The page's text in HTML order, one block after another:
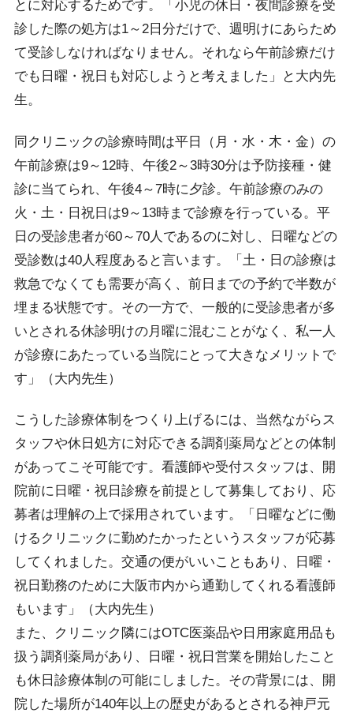
とに対応するためです。「小児の休日・夜間診療を受
診した際の処方は1～2日分だけで、週明けにあらため
て受診しなければなりません。それなら午前診療だけ
でも日曜・祝日も対応しようと考えました」と大内先
生。
同クリニックの診療時間は平日（月・水・木・金）の
午前診療は9～12時、午後2～3時30分は予防接種・健
診に当てられ、午後4～7時に夕診。午前診療のみの
火・土・日祝日は9～13時まで診療を行っている。平
日の受診患者が60～70人であるのに対し、日曜などの
受診数は40人程度あると言います。「土・日の診療は
救急でなくても需要が高く、前日までの予約で半数が
埋まる状態です。その一方で、一般的に受診患者が多
いとされる休診明けの月曜に混むことがなく、私一人
が診療にあたっている当院にとって大きなメリットで
す」（大内先生）
こうした診療体制をつくり上げるには、当然ながらス
タッフや休日処方に対応できる調剤薬局などとの体制
があってこそ可能です。看護師や受付スタッフは、開
院前に日曜・祝日診療を前提として募集しており、応
募者は理解の上で採用されています。「日曜などに働
けるクリニックに勤めたかったというスタッフが応募
してくれました。交通の便がいいこともあり、日曜・
祝日勤務のために大阪市内から通勤してくれる看護師
もいます」（大内先生）
また、クリニック隣にはOTC医薬品や日用家庭用品も
扱う調剤薬局があり、日曜・祝日営業を開始したこと
も休日診療体制の可能にしました。その背景には、開
院した場所が140年以上の歴史があるとされる神戸元